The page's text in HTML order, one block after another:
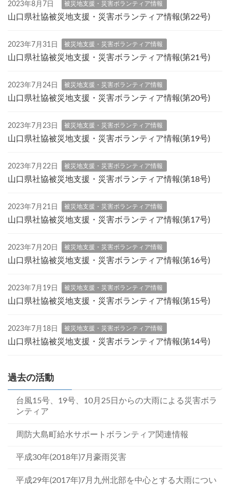
2023年8月7日 被災地支援・災害ボランティア情報
山口県社協被災地支援・災害ボランティア情報(第22号)
2023年7月31日 被災地支援・災害ボランティア情報
山口県社協被災地支援・災害ボランティア情報(第21号)
2023年7月24日 被災地支援・災害ボランティア情報
山口県社協被災地支援・災害ボランティア情報(第20号)
2023年7月23日 被災地支援・災害ボランティア情報
山口県社協被災地支援・災害ボランティア情報(第19号)
2023年7月22日 被災地支援・災害ボランティア情報
山口県社協被災地支援・災害ボランティア情報(第18号)
2023年7月21日 被災地支援・災害ボランティア情報
山口県社協被災地支援・災害ボランティア情報(第17号)
2023年7月20日 被災地支援・災害ボランティア情報
山口県社協被災地支援・災害ボランティア情報(第16号)
2023年7月19日 被災地支援・災害ボランティア情報
山口県社協被災地支援・災害ボランティア情報(第15号)
2023年7月18日 被災地支援・災害ボランティア情報
山口県社協被災地支援・災害ボランティア情報(第14号)
過去の活動
台風15号、19号、10月25日からの大雨による災害ボラ
ンティア
周防大島町給水サポートボランティア関連情報
平成30年(2018年)7月豪雨災害
平成29年(2017年)7月九州北部を中心とする大雨につい